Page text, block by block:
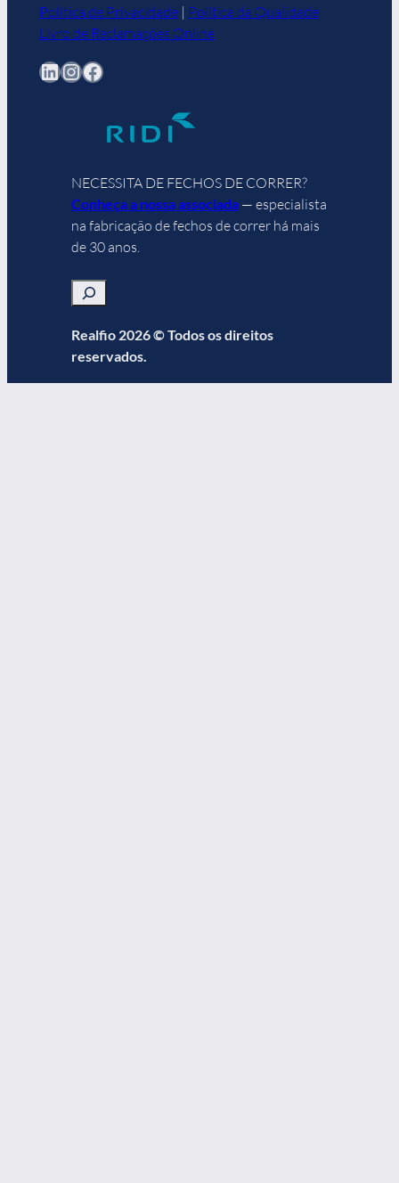
Política de Privacidade| Política da Qualidade
Livro de Reclamações Online
LinkedIn
Instagram
Facebook
NECESSITA DE FECHOS DE CORRER?
Conheça a nossa associada— especialista
na fabricação de fechos de correr há mais
de 30 anos.
Pesquisar
Realfio 2026 © Todos os direitos
reservados.